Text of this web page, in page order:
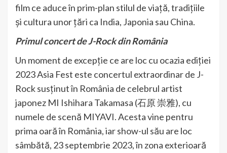
film ce aduce în prim-plan stilul de viață, tradițiile
și cultura unor țări ca India, Japonia sau China.
Primul concert de J-Rock din România
Un moment de excepție ce are loc cu ocazia ediției
2023 Asia Fest este concertul extraordinar de J-
Rock susținut în România de celebrul artist
japonez MI Ishihara Takamasa (石原 崇雅), cu
numele de scenă MIYAVI. Acesta vine pentru
prima oară în România, iar show-ul său are loc
sâmbătă, 23 septembrie 2023, în zona exterioară